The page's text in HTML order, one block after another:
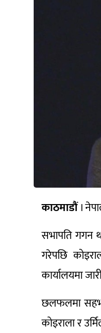
काठमाडौं।
सभापति गगन
गरेपछि
कार्यालयमा
छलफलमा
कोइराला र